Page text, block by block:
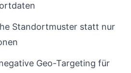
Standortmuster statt nur
Geo-Targeting für